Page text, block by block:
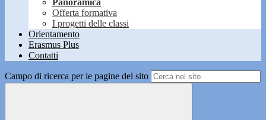
Panoramica
Offerta formativa
I progetti delle classi
Orientamento
Erasmus Plus
Contatti
Campo di ricerca per le pagine del sito